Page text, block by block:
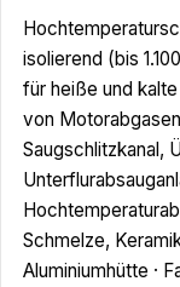
isolierend (bis
für heiße und kalte
von
Saugschlitzkanal,
Schmelze,
Aluminiumhütte ·